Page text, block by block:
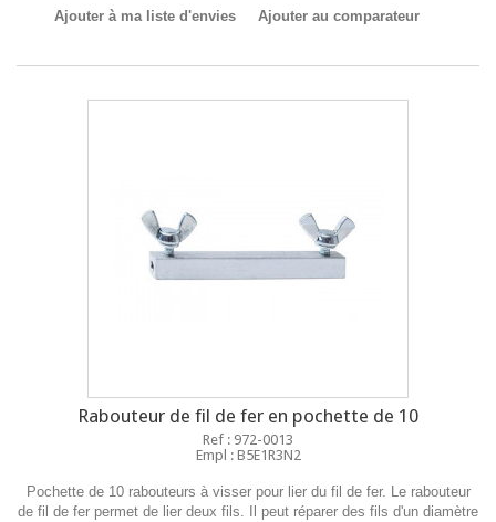
Ajouter à ma liste d'envies Ajouter au comparateur
Rabouteur de fil de fer en pochette de 10
Ref : 972-0013
Empl : B5E1R3N2
Pochette de 10 rabouteurs à visser pour lier du fil de fer. Le rabouteur
de fil de fer permet de lier deux fils. Il peut réparer des fils d'un diamètre